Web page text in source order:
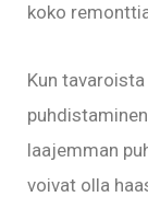
koko
Kun
laajemman
voivat olla